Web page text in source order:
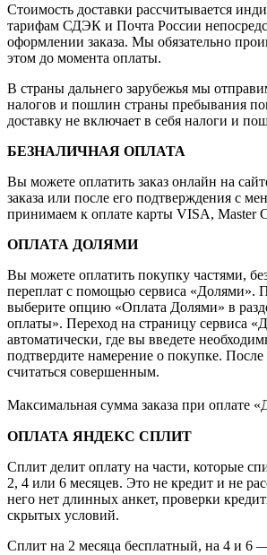
Стоимость доставки рассчитывается
тарифам СДЭК и Почта России
оформлении заказа. Мы обязательно
этом до момента оплаты.
В страны дальнего зарубежья мы
налогов и пошлин страны пребывания
доставку не включает в себя налоги и
БЕЗНАЛИЧНАЯ ОПЛАТА
Вы можете оплатить заказ онлайн на
заказа или после его подтверждения с
принимаем к оплате карты VISA, Master
ОПЛАТА ДОЛЯМИ
Вы можете оплатить покупку частями,
переплат с помощью сервиса «Долями».
выберите опцию «Оплата Долями» в
оплаты». Переход на страницу сервиса
автоматически, где вы введете
подтвердите намерение о покупке. После
считаться совершенным.
Максимальная сумма заказа при оплате
ОПЛАТА ЯНДЕКС СПЛИТ
Сплит делит оплату на части, которые
2, 4 или 6 месяцев. Это не кредит и не
него нет длинных анкет, проверки
скрытых условий.
Сплит на 2 месяца бесплатный, на 4 и 6